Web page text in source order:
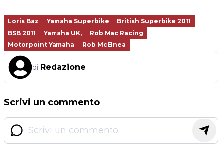
Loris Baz Yamaha Superbike
British Superbike 2011
BSB 2011
Yamaha UK,
Rob Mac Racing
Motorpoint Yamaha
Rob McElnea
di Redazione
Scrivi un commento